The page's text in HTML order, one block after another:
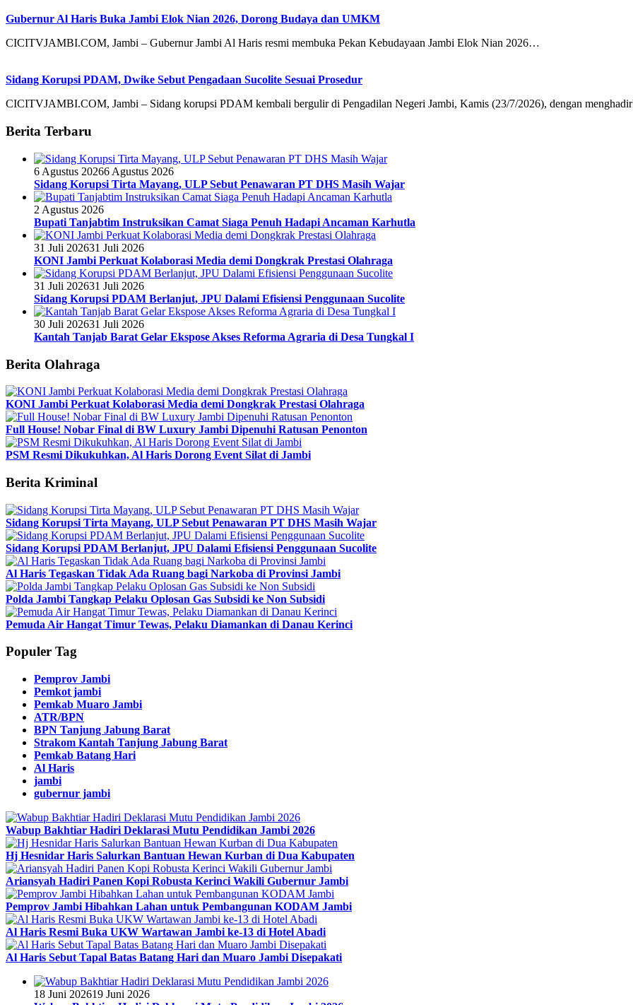
Gubernur Al Haris Buka Jambi Elok Nian 2026, Dorong Budaya dan UMKM
CICITVJAMBI.COM, Jambi – Gubernur Jambi Al Haris resmi membuka Pekan Kebudayaan Jambi Elok Nian 2026…
Sidang Korupsi PDAM, Dwike Sebut Pengadaan Sucolite Sesuai Prosedur
CICITVJAMBI.COM, Jambi – Sidang korupsi PDAM kembali bergulir di Pengadilan Negeri Jambi, Kamis (23/7/2026), dengan
Berita Terbaru
6 Agustus 20266 Agustus 2026
Sidang Korupsi Tirta Mayang, ULP Sebut Penawaran PT DHS Masih Wajar
2 Agustus 2026
Bupati Tanjabtim Instruksikan Camat Siaga Penuh Hadapi Ancaman Karhutla
31 Juli 202631 Juli 2026
KONI Jambi Perkuat Kolaborasi Media demi Dongkrak Prestasi Olahraga
31 Juli 202631 Juli 2026
Sidang Korupsi PDAM Berlanjut, JPU Dalami Efisiensi Penggunaan Sucolite
30 Juli 202631 Juli 2026
Kantah Tanjab Barat Gelar Ekspose Akses Reforma Agraria di Desa Tungkal I
Berita Olahraga
KONI Jambi Perkuat Kolaborasi Media demi Dongkrak Prestasi Olahraga
Full House! Nobar Final di BW Luxury Jambi Dipenuhi Ratusan Penonton
PSM Resmi Dikukuhkan, Al Haris Dorong Event Silat di Jambi
Berita Kriminal
Sidang Korupsi Tirta Mayang, ULP Sebut Penawaran PT DHS Masih Wajar
Sidang Korupsi PDAM Berlanjut, JPU Dalami Efisiensi Penggunaan Sucolite
Al Haris Tegaskan Tidak Ada Ruang bagi Narkoba di Provinsi Jambi
Polda Jambi Tangkap Pelaku Oplosan Gas Subsidi ke Non Subsidi
Pemuda Air Hangat Timur Tewas, Pelaku Diamankan di Danau Kerinci
Populer Tag
Pemprov Jambi
Pemkot jambi
Pemkab Muaro Jambi
ATR/BPN
BPN Tanjung Jabung Barat
Strakom Kantah Tanjung Jabung Barat
Pemkab Batang Hari
Al Haris
jambi
gubernur jambi
Wabup Bakhtiar Hadiri Deklarasi Mutu Pendidikan Jambi 2026
Hj Hesnidar Haris Salurkan Bantuan Hewan Kurban di Dua Kabupaten
Ariansyah Hadiri Panen Kopi Robusta Kerinci Wakili Gubernur Jambi
Pemprov Jambi Hibahkan Lahan untuk Pembangunan KODAM Jambi
Al Haris Resmi Buka UKW Wartawan Jambi ke-13 di Hotel Abadi
Al Haris Sebut Tapal Batas Batang Hari dan Muaro Jambi Disepakati
18 Juni 202619 Juni 2026